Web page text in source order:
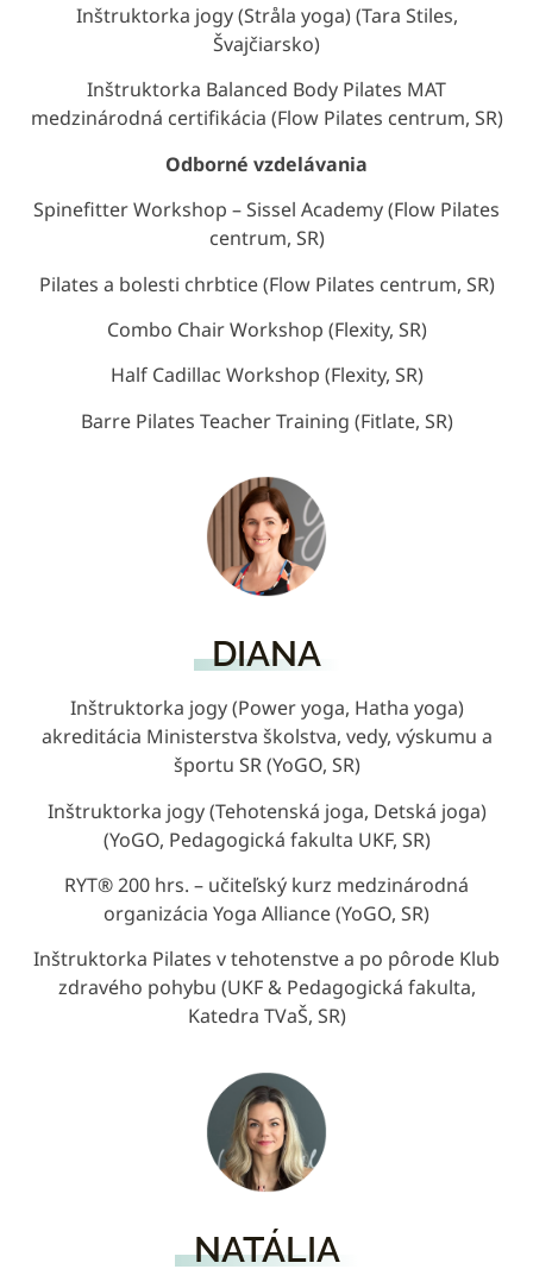
Inštruktorka jogy (Stråla yoga) (Tara Stiles,
Švajčiarsko)
Inštruktorka Balanced Body Pilates MAT
medzinárodná certifikácia (Flow Pilates centrum, SR)
Odborné vzdelávania
Spinefitter Workshop – Sissel Academy (Flow Pilates
centrum, SR)
Pilates a bolesti chrbtice (Flow Pilates centrum, SR)
Combo Chair Workshop (Flexity, SR)
Half Cadillac Workshop (Flexity, SR)
Barre Pilates Teacher Training (Fitlate, SR)
DIANA
Inštruktorka jogy (Power yoga, Hatha yoga)
akreditácia Ministerstva školstva, vedy, výskumu a
športu SR (YoGO, SR)
Inštruktorka jogy (Tehotenská joga, Detská joga)
(YoGO, Pedagogická fakulta UKF, SR)
RYT® 200 hrs. – učiteľský kurz medzinárodná
organizácia Yoga Alliance (YoGO, SR)
Inštruktorka Pilates v tehotenstve a po pôrode Klub
zdravého pohybu (UKF & Pedagogická fakulta,
Katedra TVaŠ, SR)
NATÁLIA